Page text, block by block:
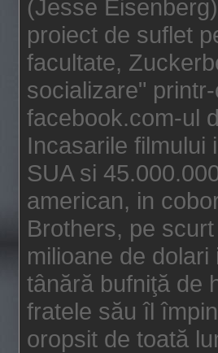
(Jesse
proiect de suflet
facultate,
socializare"
facebook.com-ul
Incasarile filmului
SUA si
american, in
Brothers, pe
milioane de
tânără bufniţă de
fratele său îl
oropsit de toată